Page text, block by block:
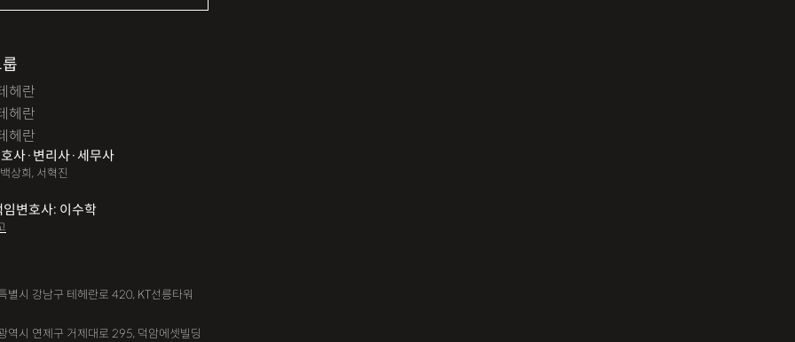
헤란
헤란
헤란
사·변리사·세무사
상희, 서혁진
임변호사: 이수학
별시 강남구 테헤란로 420, KT선릉타워
역시 연제구 거제대로 295, 덕암에셋빌딩